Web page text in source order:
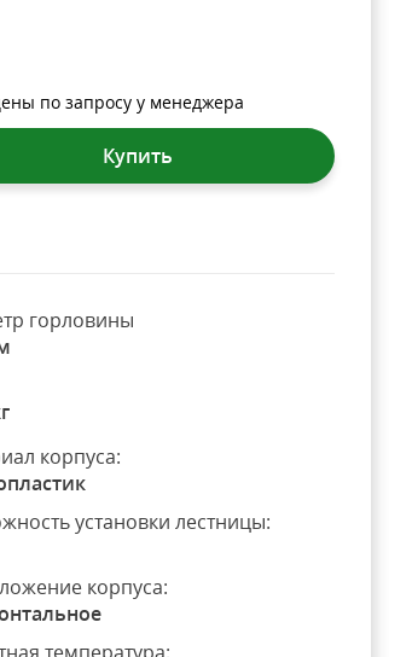
по запросу у менеджера
Купить
горловины
корпуса:
установки лестницы:
корпуса: